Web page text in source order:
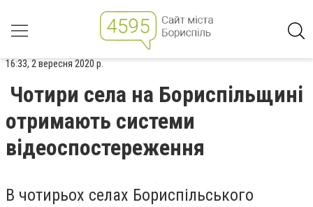
16:33, 2 вересня 2020 р.
Чотири села на Бориспільщині
отримають системи
відеоспостереження
В чотирьох селах Бориспільського